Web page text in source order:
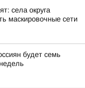
села округа
маскировочные сети
будет семь